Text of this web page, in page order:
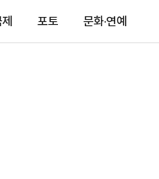
포토 문화·연예